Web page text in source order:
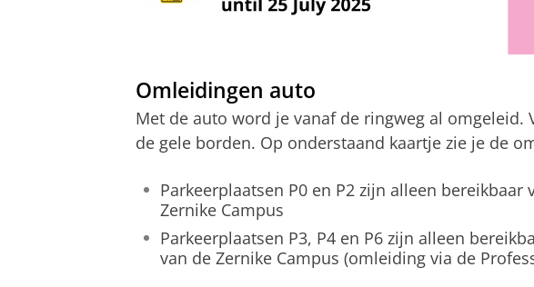
Omleidingen auto
Met de auto word je vanaf de ringweg al omgeleid.
de gele borden. Op onderstaand kaartje zie je de
Parkeerplaatsen P0 en P2 zijn alleen bereikbaar
Zernike Campus
Parkeerplaatsen P3, P4 en P6 zijn alleen
van de Zernike Campus (omleiding via de